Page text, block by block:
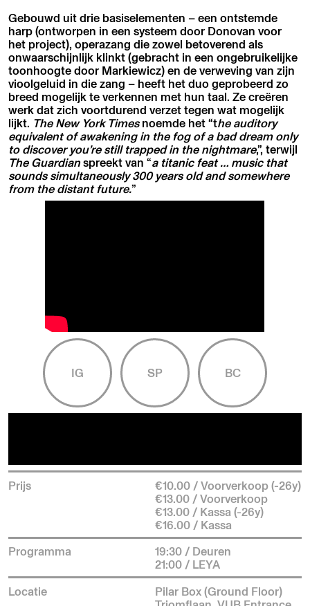
Gebouwd uit drie basiselementen – een ontstemde
harp (ontworpen in een systeem door Donovan voor
het project), operazang die zowel betoverend als
onwaarschijnlijk klinkt (gebracht in een ongebruikelijke
toonhoogte door Markiewicz) en de verweving van zijn
vioolgeluid in die zang – heeft het duo geprobeerd zo
breed mogelijk te verkennen met hun taal. Ze creëren
werk dat zich voortdurend verzet tegen wat mogelijk
lijkt. The New York Timesnoemde het “the auditory
equivalent of awakening in the fog of a bad dream only
to discover you’re still trapped in the nightmare,”, terwijl
The Guardianspreekt van “a titanic feat … music that
sounds simultaneously 300 years old and somewhere
from the distant future.”
IG SP BC
Prijs
€10.00 / Voorverkoop (-26y)
€13.00 / Voorverkoop
€13.00 / Kassa (-26y)
€16.00 / Kassa
Programma
19:30 / Deuren
21:00 / LEYA
Locatie
Pilar Box (Ground Floor)